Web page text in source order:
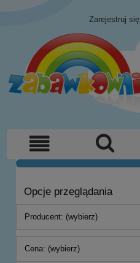
Zarejestruj się
Opcje przeglądania
Producent: (wybierz)
Cena: (wybierz)